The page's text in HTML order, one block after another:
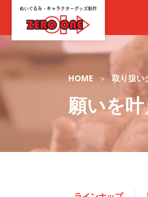
HOME 取り扱い
願いを